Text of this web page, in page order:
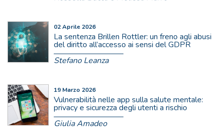
02 Aprile 2026
La sentenza Brillen Rottler: un freno agli abusi
del diritto all’accesso ai sensi del GDPR
Stefano Leanza
19 Marzo 2026
Vulnerabilità nelle app sulla salute mentale:
privacy e sicurezza degli utenti a rischio
Giulia Amadeo